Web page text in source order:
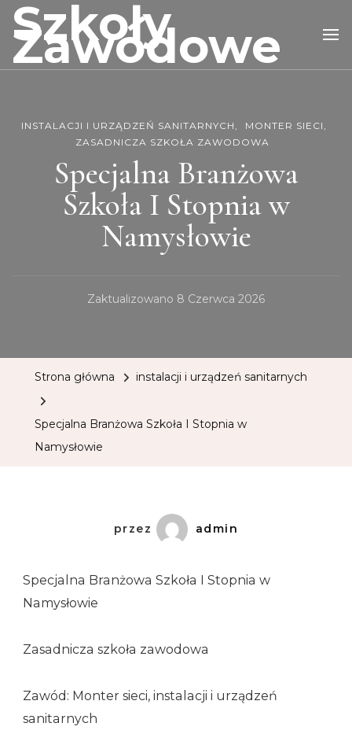
Szkoły
Zawodowe
INSTALACJI I URZĄDZEŃ SANITARNYCH
MONTER SIECI
ZASADNICZA SZKOŁA ZAWODOWA
Specjalna Branżowa
Szkoła I Stopnia w
Namysłowie
Zaktualizowano 8 Czerwca 2026
Strona główna instalacji i urządzeń sanitarnych
Specjalna Branżowa Szkoła I Stopnia w
Namysłowie
przez admin
Specjalna Branżowa Szkoła I Stopnia w
Namysłowie
Zasadnicza szkoła zawodowa
Zawód: Monter sieci, instalacji i urządzeń
sanitarnych